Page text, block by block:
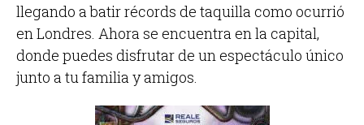
llegando a batir récords de taquilla como ocurrió
en Londres. Ahora se encuentra en la capital,
donde puedes disfrutar de un espectáculo único
junto a tu familia y amigos.